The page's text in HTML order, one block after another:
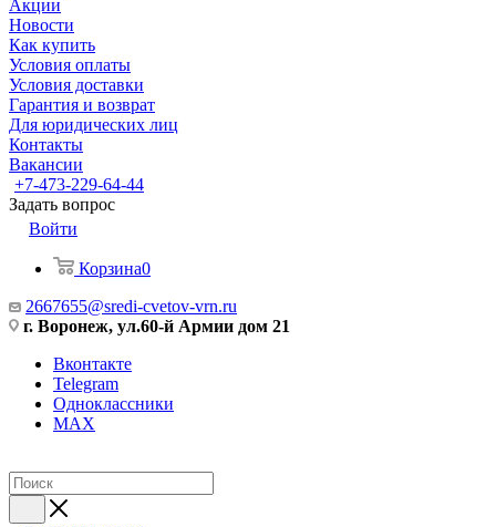
Акции
Новости
Как купить
Условия оплаты
Условия доставки
Гарантия и возврат
Для юридических лиц
Контакты
Вакансии
+7-473-229-64-44
Задать вопрос
Войти
Корзина0
2667655@sredi-cvetov-vrn.ru
г. Воронеж, ул.60-й Армии дом 21
Вконтакте
Telegram
Одноклассники
MAX